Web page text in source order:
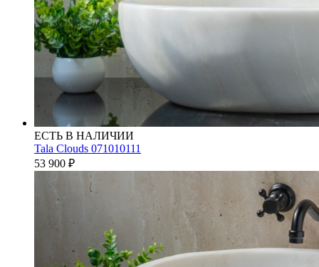
ЕСТЬ В НАЛИЧИИ
Tala Clouds 071010111
53 900 ₽